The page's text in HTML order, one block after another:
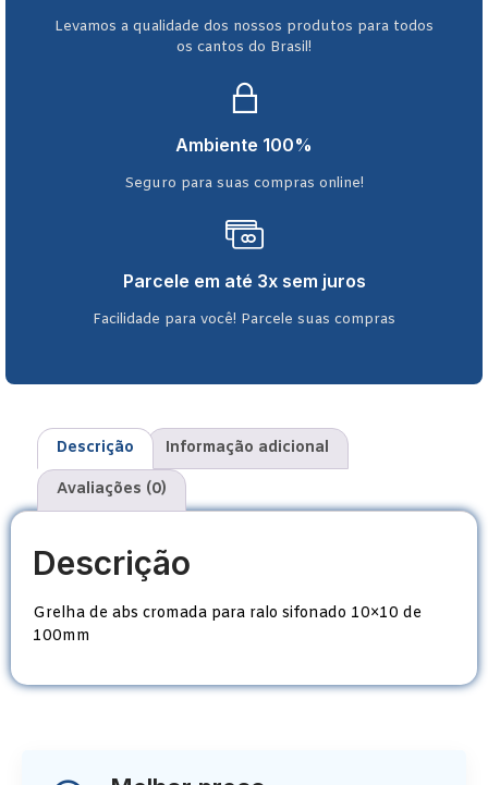
Levamos a qualidade dos nossos produtos para todos
os cantos do Brasil!
Ambiente 100%
Seguro para suas compras online!
Parcele em até 3x sem juros
Facilidade para você! Parcele suas compras
Descrição Informação adicional
Avaliações (0)
Descrição
Grelha de abs cromada para ralo sifonado 10×10 de
100mm